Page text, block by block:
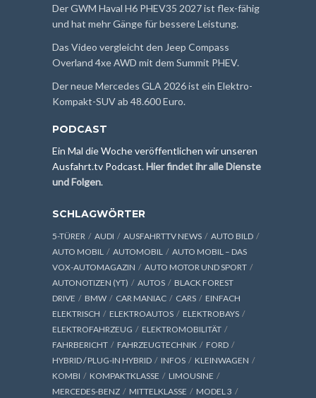
Der GWM Haval H6 PHEV35 2027 ist flex-fähig
und hat mehr Gänge für bessere Leistung.
Das Video vergleicht den Jeep Compass
Overland 4xe AWD mit dem Summit PHEV.
Der neue Mercedes GLA 2026 ist ein Elektro-
Kompakt-SUV ab 48.600 Euro.
PODCAST
Ein Mal die Woche veröffentlichen wir unseren
Ausfahrt.tv Podcast.Hier findet ihr alle Dienste
und Folgen.
SCHLAGWÖRTER
5-TÜRER AUDI AUSFAHRTTV NEWS
AUTO BILD
AUTO MOBIL
AUTOMOBIL
AUTO MOBIL – DAS
VOX-AUTOMAGAZIN
AUTO MOTOR UND SPORT
AUTONOTIZEN (YT)
AUTOS
BLACK FOREST
DRIVE
BMW CAR MANIAC CARS
EINFACH
ELEKTRISCH
ELEKTROAUTOS
ELEKTROBAYS
ELEKTROFAHRZEUG
ELEKTROMOBILITÄT
FAHRBERICHT
FAHRZEUGTECHNIK
FORD
HYBRID / PLUG-IN HYBRID
INFOS
KLEINWAGEN
KOMBI
KOMPAKTKLASSE
LIMOUSINE
MERCEDES-BENZ
MITTELKLASSE MODEL 3